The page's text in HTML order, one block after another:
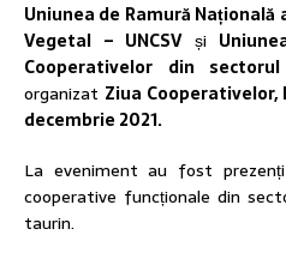
Uniunea de Ramură
Vegetal – UNCSVși
Cooperativelor din
organizat Ziua Cooperativelor,
decembrie 2021.
La eveniment au fost
cooperative funcționale din
taurin.